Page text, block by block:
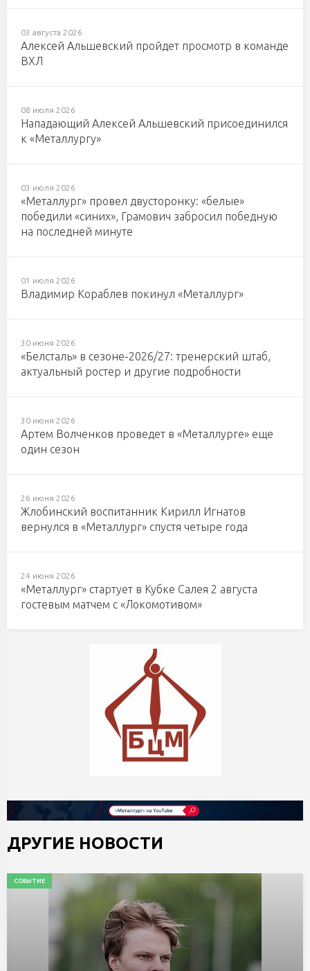
03 августа 2026
Алексей Альшевский пройдет просмотр в команде
ВХЛ
08 июля 2026
Нападающий Алексей Альшевский присоединился
к «Металлургу»
03 июля 2026
«Металлург» провел двусторонку: «белые»
победили «синих», Грамович забросил победную
на последней минуте
01 июля 2026
Владимир Кораблев покинул «Металлург»
30 июня 2026
«Белсталь» в сезоне-2026/27: тренерский штаб,
актуальный ростер и другие подробности
30 июня 2026
Артем Волченков проведет в «Металлурге» еще
один сезон
26 июня 2026
Жлобинский воспитанник Кирилл Игнатов
вернулся в «Металлург» спустя четыре года
24 июня 2026
«Металлург» стартует в Кубке Салея 2 августа
гостевым матчем с «Локомотивом»
ДРУГИЕ НОВОСТИ
СОБЫТИЕ